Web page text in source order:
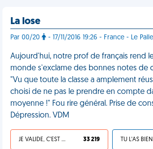
La lose
Par 00/20 - 17/11/2016 19:26 - France - Le
Aujourd'hui, notre prof de français rend
monde s'exclame des bonnes notes de
"Vu que toute la classe a amplement
choisi de ne pas le prendre en compte
moyenne !" Fou rire général. Prise de
Dépression. VDM
JE VALIDE, C'EST UNE VDM 33 219